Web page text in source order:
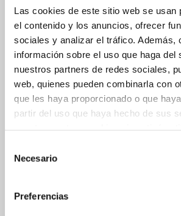
Las cookies de este sitio web se usan
el contenido y los anuncios, ofrecer
sociales y analizar el tráfico. Además,
información sobre el uso que haga del
nuestros partners de redes sociales,
web, quienes pueden combinarla con
que les haya proporcionado o que
partir del uso que haya hecho de sus
Necesario
Preferencias
Acepto la política de privacidad
PROTECCIÓN DE
DE CARÁCTER
Responsable del